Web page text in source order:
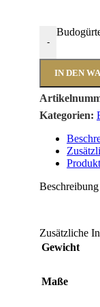
-
IN DEN
Kategorien:
Beschreibung
Zusätzliche
Gewicht
Maße